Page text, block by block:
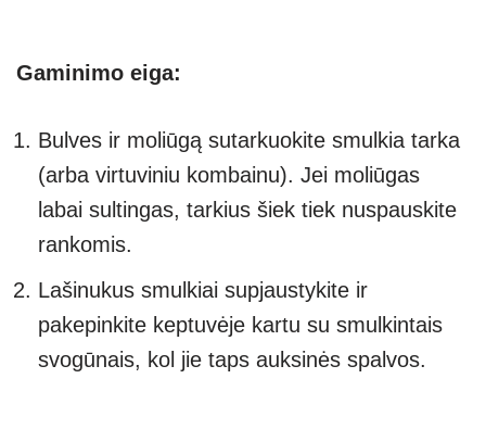
Gaminimo eiga:
Bulves ir moliūgą sutarkuokite smulkia tarka
(arba virtuviniu kombainu). Jei moliūgas
labai sultingas, tarkius šiek tiek nuspauskite
rankomis.
Lašinukus smulkiai supjaustykite ir
pakepinkite keptuvėje kartu su smulkintais
svogūnais, kol jie taps auksinės spalvos.